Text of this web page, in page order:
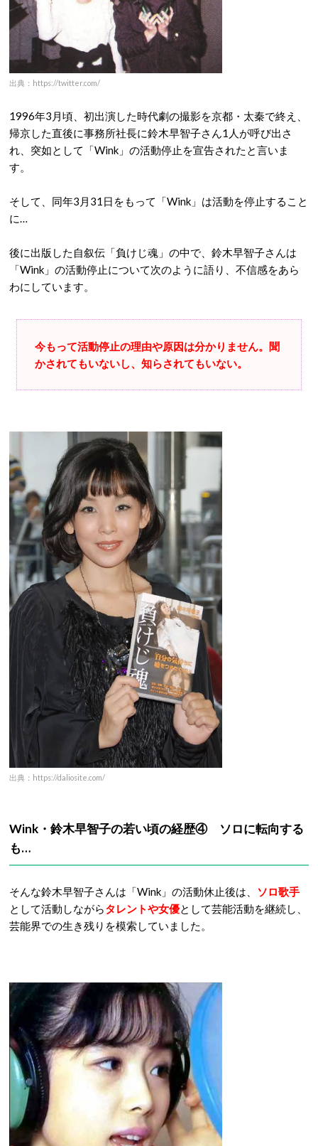
出典：https://twitter.com/
1996年3月頃、初出演した時代劇の撮影を京都・太秦で終え、
帰京した直後に事務所社長に鈴木早智子さん1人が呼び出さ
れ、突如として「Wink」の活動停止を宣告されたと言いま
す。
そして、同年3月31日をもって「Wink」は活動を停止すること
に…
後に出版した自叙伝「負けじ魂」の中で、鈴木早智子さんは
「Wink」の活動停止について次のように語り、不信感をあら
わにしています。
今もって活動停止の理由や原因は分かりません。聞
かされてもいないし、知らされてもいない。
出典：https://daliosite.com/
Wink・鈴木早智子の若い頃の経歴④ ソロに転向する
も…
そんな鈴木早智子さんは「Wink」の活動休止後は、 ソロ歌手
として活動しながらタレントや女優として芸能活動を継続し、
芸能界での生き残りを模索していました。